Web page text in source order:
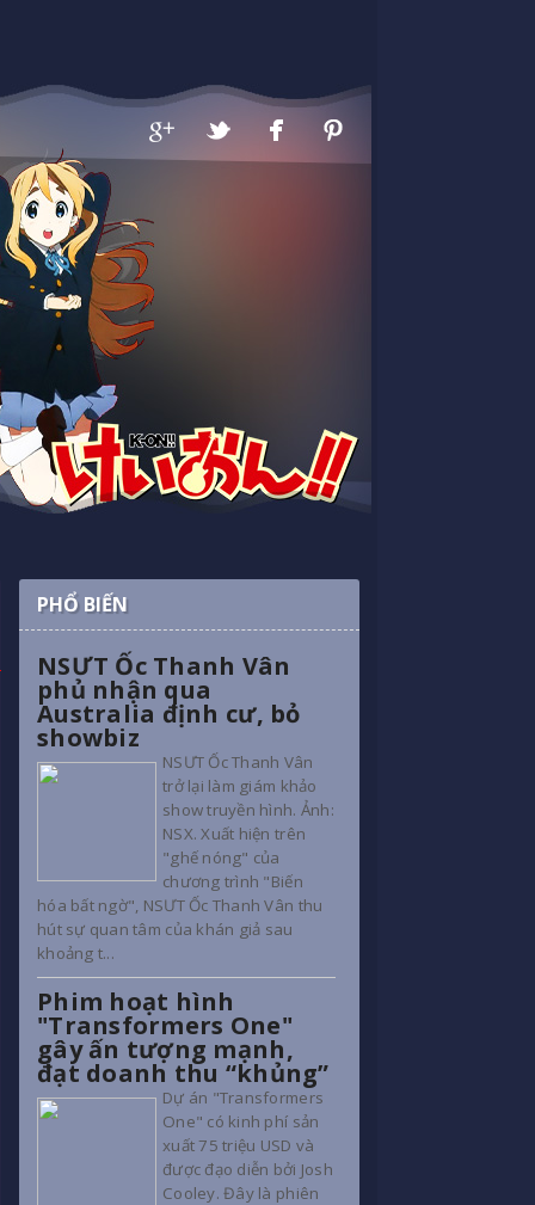
PHỔ BIẾN
NSƯT Ốc Thanh Vân
phủ nhận qua
Australia định cư, bỏ
showbiz
NSƯT Ốc Thanh Vân
trở lại làm giám khảo
show truyền hình. Ảnh:
NSX. Xuất hiện trên
"ghế nóng" của
chương trình "Biến
hóa bất ngờ", NSƯT Ốc Thanh Vân thu
hút sự quan tâm của khán giả sau
khoảng t...
Phim hoạt hình
"Transformers One"
gây ấn tượng mạnh,
đạt doanh thu “khủng”
Dự án "Transformers
One" có kinh phí sản
xuất 75 triệu USD và
được đạo diễn bởi Josh
Cooley. Đây là phiên